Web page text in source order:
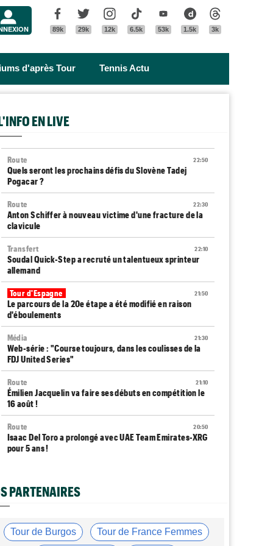
Facebook
89k
Twitter
29k
Instagram
12k
Tik Tok
6.5k
Youtube
53k
Dailymotion
1.5k 3k
d'après Tour Tennis Actu
EN LIVE
22:50
Route
Quels seront les prochains défis du Slovène Tadej
Pogacar ?
22:30
Route
Anton Schiffer à nouveau victime d'une fracture de la
clavicule
22:10
Transfert
Soudal Quick-Step a recruté un talentueux sprinteur
allemand
21:50
Tour d'Espagne
Le parcours de la 20e étape a été modifié en raison
d'éboulements
21:30
Média
Web-série : "Course toujours, dans les coulisses de la
FDJ United Series"
21:10
Route
Émilien Jacquelin va faire ses débuts en compétition le
16 août !
20:50
Route
Isaac Del Toro a prolongé avec UAE Team Emirates-XRG
pour 5 ans !
monnaie courante"
Le Mercato vélo est ouvert... toutes les dernières infos
et rumeurs
PARTENAIRES
Tour de Burgos Tour de France Femmes